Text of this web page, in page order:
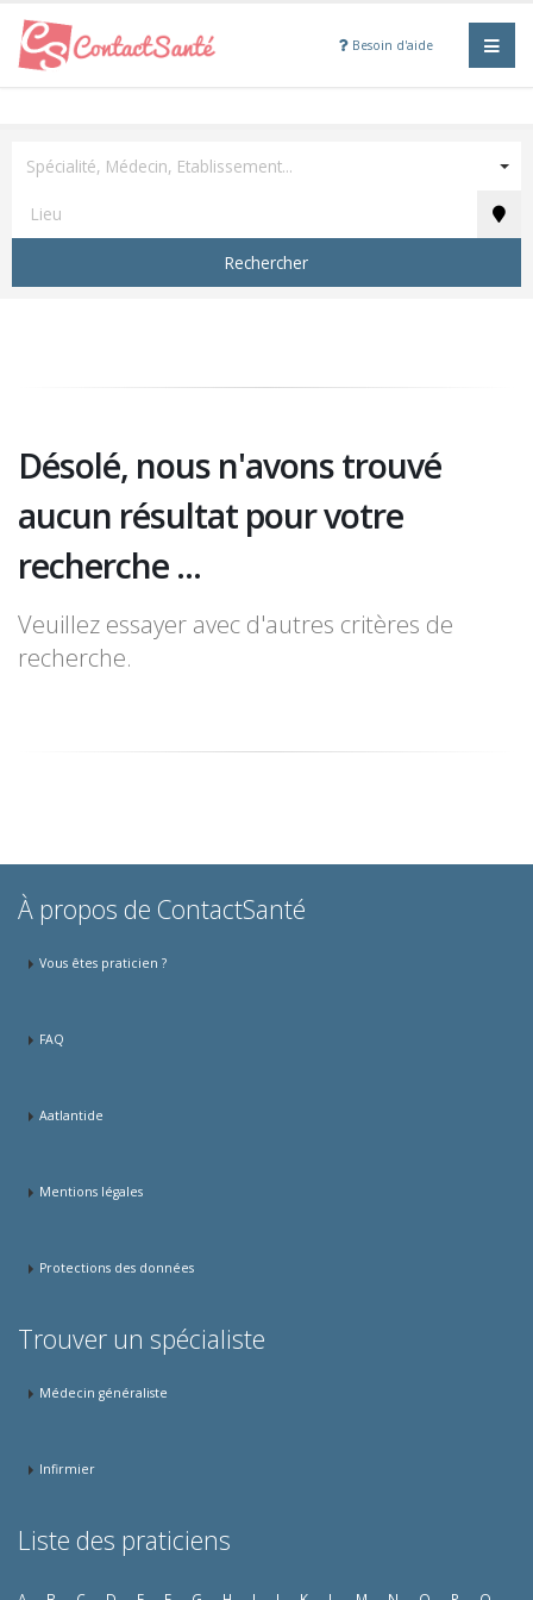
Besoin d'aide
Spécialité, Médecin, Etablissement...
Rechercher
Désolé, nous n'avons trouvé
aucun résultat pour votre
recherche ...
Veuillez essayer avec d'autres critères de
recherche.
À propos de ContactSanté
Vous êtes praticien ?
FAQ
Aatlantide
Mentions légales
Protections des données
Trouver un spécialiste
Médecin généraliste
Infirmier
Liste des praticiens